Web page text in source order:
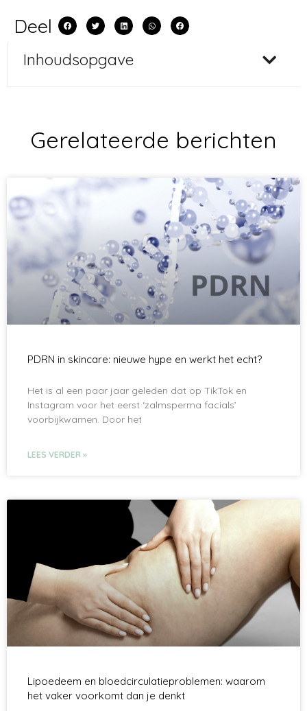
Deel
Inhoudsopgave
Gerelateerde berichten
PDRN in skincare: nieuwe hype en werkt het echt?
Het is al een paar jaar geleden dat op TikTok en
Instagram voor het eerst ‘zalmsperma facials’
voorbijkwamen. Door het
LEES VERDER »
Lipoedeem en bloedcirculatieproblemen: waarom
het vaker voorkomt dan je denkt